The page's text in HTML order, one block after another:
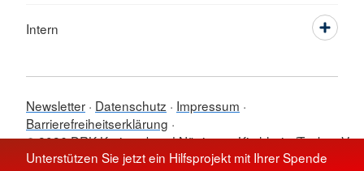
Unterstützen Sie jetzt ein Hilfsprojekt mit Ihrer Spende
Intern
Newsletter Datenschutz
Impressum
Barrierefreiheitserklärung
© 2026 DRK-Kreisverband Nürtingen-Kirchheim/Teck e. V.